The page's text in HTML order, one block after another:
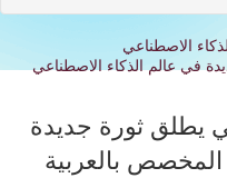
الاصطناعي
في عالم الذكاء الاصطناعي
يطلق ثورة جديدة
بالعربية